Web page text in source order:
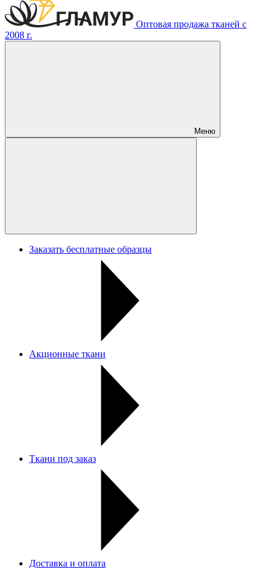
Оптовая продажа тканей с
2008 г.
Меню
Заказать бесплатные образцы
Акционные ткани
Ткани под заказ
Доставка и оплата